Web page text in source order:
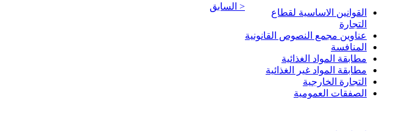
< السابق
القوانين الاساسية لقطاع
التجارة
عناوين مجمع النصوص القانونية
المنافسة
مطابقة المواد الغذائية
مطابقة المواد غير الغذائية
التجارة الخارجية
الصفقات العمومية